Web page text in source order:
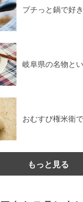
プチっと鍋で好
岐阜県の名物と
おむすび権米衛
もっと見る